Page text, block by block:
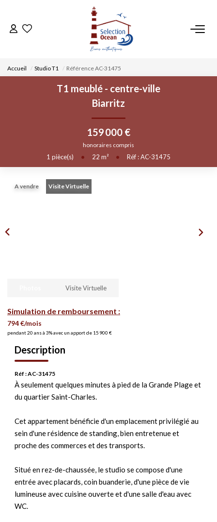
ACCUEIL
NOS BIENS
VENDRE UN BIEN
DÉPOSEZ VOTRE RECHERCHE
NOUS REJOINDRE
CONTACT
Accueil Studio T1 Référence AC-31475
T1 meublé - centre-ville
Biarritz
159 000 €
honoraires compris
1 pièce(s) • 22 m² • Réf : AC-31475
A vendre Visite Virtuelle
Simulation de remboursement :
794 €/mois
pendant 20 ans à 3% avec un apport de 15 900 €
Visite Virtuelle
Description
Réf : AC-31475
À seulement quelques minutes à pied de la Grande Plage et
du quartier Saint-Charles.
Cet appartement bénéficie d'un emplacement privilégié au
sein d'une résidence de standing, bien entretenue et
proche des commerces et des transports.
Situé en rez-de-chaussée, le studio se compose d'une
entrée avec placards, coin buanderie, d'une pièce de vie
lumineuse avec cuisine ouverte et d'une salle d'eau avec
WC.